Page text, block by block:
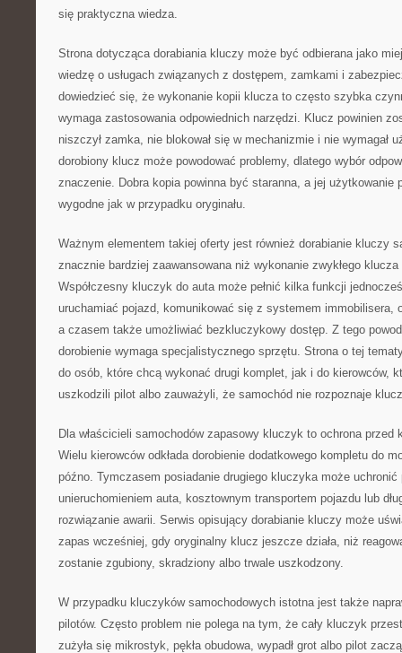
się praktyczna wiedza.
Strona dotycząca dorabiania kluczy może być odbierana jako
wiedzę o usługach związanych z dostępem, zamkami i
dowiedzieć się, że wykonanie kopii klucza to często szybka
wymaga zastosowania odpowiednich narzędzi. Klucz powinien
niszczył zamka, nie blokował się w mechanizmie i nie wymagał
dorobiony klucz może powodować problemy, dlatego wybór
znaczenie. Dobra kopia powinna być staranna, a jej użytkowanie
wygodne jak w przypadku oryginału.
Ważnym elementem takiej oferty jest również dorabianie kluczy
znacznie bardziej zaawansowana niż wykonanie zwykłego
Współczesny kluczyk do auta może pełnić kilka funkcji
uruchamiać pojazd, komunikować się z systemem immobilisera,
a czasem także umożliwiać bezkluczykowy dostęp. Z tego
dorobienie wymaga specjalistycznego sprzętu. Strona o tej
do osób, które chcą wykonać drugi komplet, jak i do kierowców,
uszkodzili pilot albo zauważyli, że samochód nie rozpoznaje
Dla właścicieli samochodów zapasowy kluczyk to ochrona przed
Wielu kierowców odkłada dorobienie dodatkowego kompletu do
późno. Tymczasem posiadanie drugiego kluczyka może uchronić
unieruchomieniem auta, kosztownym transportem pojazdu lub
rozwiązanie awarii. Serwis opisujący dorabianie kluczy może
zapas wcześniej, gdy oryginalny klucz jeszcze działa, niż
zostanie zgubiony, skradziony albo trwale uszkodzony.
W przypadku kluczyków samochodowych istotna jest także
pilotów. Często problem nie polega na tym, że cały kluczyk
zużyła się mikrostyk, pękła obudowa, wypadł grot albo pilot